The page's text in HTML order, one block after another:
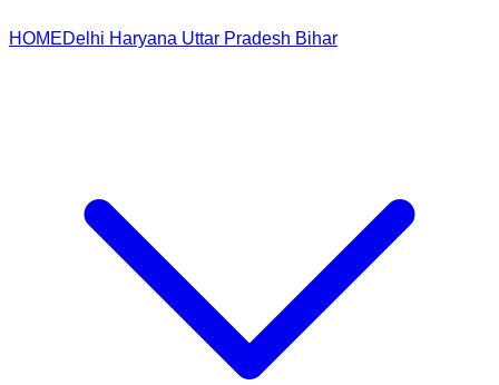
HOMEDelhi Haryana Uttar Pradesh Bihar